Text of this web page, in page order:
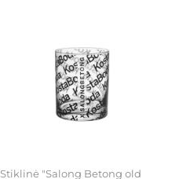
Stiklinė "Salong Betong old